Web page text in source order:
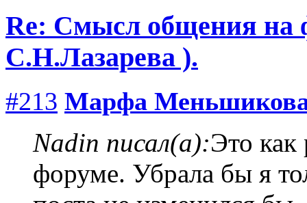
Re: Смысл общения на
С.Н.Лазарева ).
#213 Марфа
Nadin писал(а):Это как
форуме. Убрала бы я